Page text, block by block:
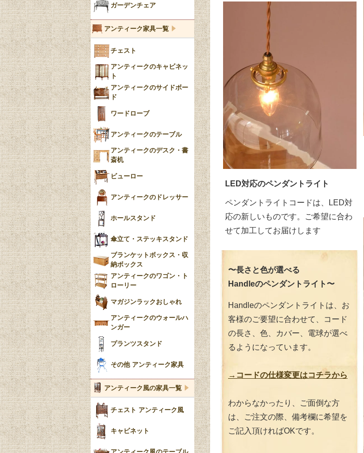
LED対応のペンダントライト
ペンダントライトコードは、LED対
応の新しいものです。ご希望に合わ
せて加工してお届けします
〜長さと色が選べる
Handleのペンダントライト〜
Handleのペンダントライトは、お
客様のご要望に合わせて、コード
の長さ、色、カバー、電球が選べ
るようになっています。
→コードの仕様変更はコチラから
わからなかったり、ご面倒な方
は、ご注文の際、備考欄に希望を
ご記入頂ければOKです。
キャンドルホルダー
ブルー＆ホワイト
ブルーウィローパターン
Blue）
YUAN
チンツ
クリノリン
ガーデンチェア
アンティーク家具一覧
チェスト
アンティークのキャビネッ
ト
アンティークのサイドボー
ド
ワードローブ
アンティークのテーブル
アンティークのデスク・書
斎机
ビューロー
アンティークのドレッサー
ホールスタンド
傘立て・ステッキスタンド
ブランケットボックス・収
納ボックス
アンティークのワゴン・ト
ローリー
マガジンラックおしゃれ
アンティークのウォールハ
ンガー
プランツスタンド
その他 アンティーク家具
アンティーク風の家具一覧
チェスト アンティーク風
キャビネット